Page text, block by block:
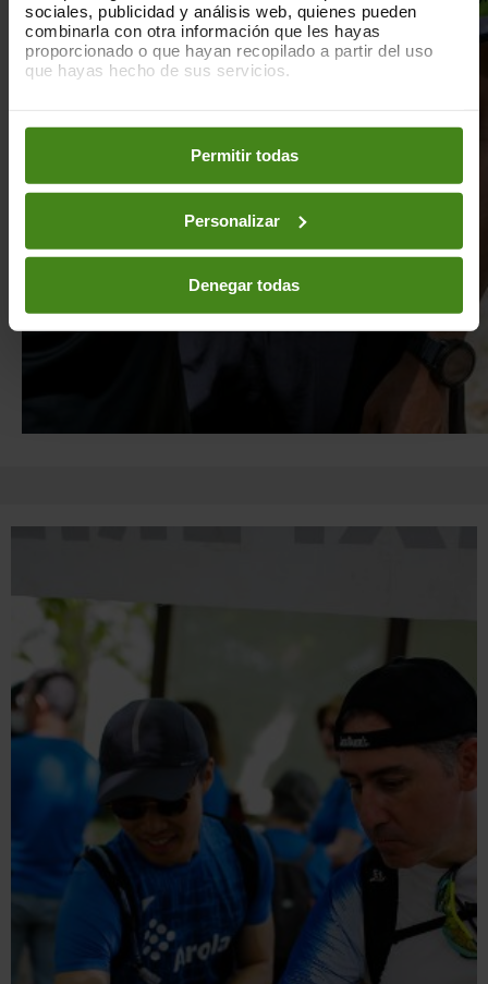
sociales, publicidad y análisis web, quienes pueden
combinarla con otra información que les hayas
proporcionado o que hayan recopilado a partir del uso
que hayas hecho de sus servicios.
preferencias accediendo a nuestraPolítica de Cookieso
en los botones facilitados a continuación:
Permitir todas
Personalizar
Denegar todas